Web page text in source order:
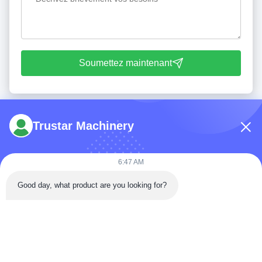
Soumettez maintenant
Tél: 86-180-5882-0351
Trustar Machinery
6:47 AM
Good day, what product are you looking for?